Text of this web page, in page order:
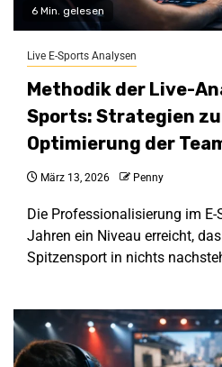
6 Min. gelesen
Live E-Sports Analysen
Methodik der Live-
Sports: Strategien
Optimierung der
März 13, 2026 Penny
Die Professionalisierung im
Jahren ein Niveau erreicht,
Spitzensport in nichts